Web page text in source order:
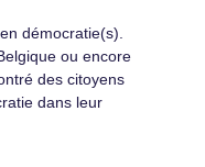
démocratie(s).
ou encore
des citoyens
dans leur